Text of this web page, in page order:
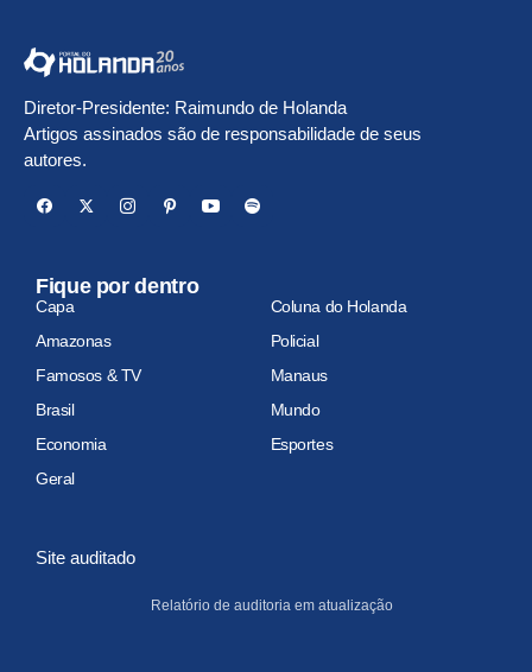
Diretor-Presidente: Raimundo de Holanda
Artigos assinados são de responsabilidade de seus
autores.
Fique por dentro
Capa
Coluna do Holanda
Amazonas
Policial
Famosos & TV
Manaus
Brasil
Mundo
Economia
Esportes
Geral
Site auditado
Relatório de auditoria em atualização